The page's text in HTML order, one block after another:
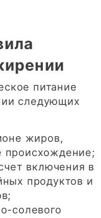
питание
следующих
жиров,
включения в
продуктов и
солевого